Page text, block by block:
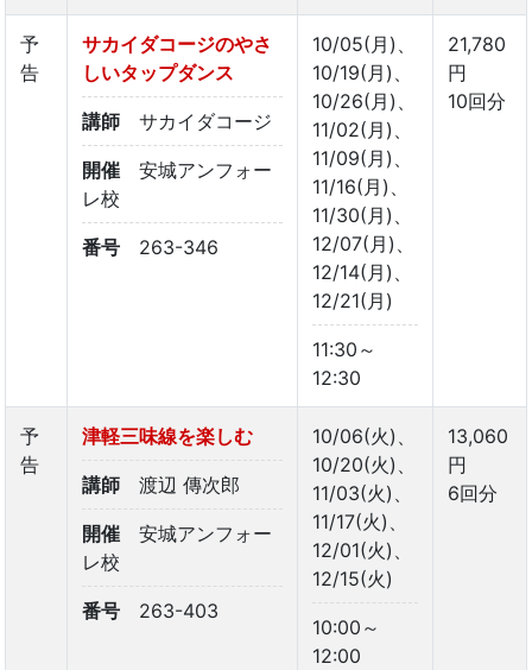
予
告
サカイダコージのやさ
しいタップダンス
講師 サカイダコージ
開催
安城アンフォー
レ校
番号 263-346
10/05(月)、
10/19(月)、
10/26(月)、
11/02(月)、
11/09(月)、
11/16(月)、
11/30(月)、
12/07(月)、
12/14(月)、
12/21(月)
11:30～
12:30
21,780
円
10回分
予
告
津軽三味線を楽しむ
講師 渡辺 傳次郎
開催
安城アンフォー
レ校
番号 263-403
10/06(火)、
10/20(火)、
11/03(火)、
11/17(火)、
12/01(火)、
12/15(火)
10:00～
12:00
13,060
円
6回分